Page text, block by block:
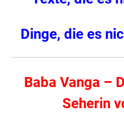
Dinge, die es
Baba Vanga –
Seherin